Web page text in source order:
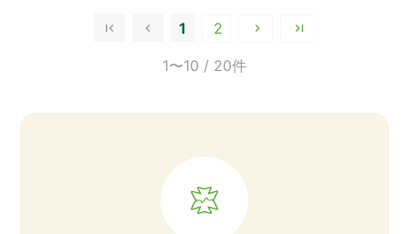
1 2
1〜10 / 20件